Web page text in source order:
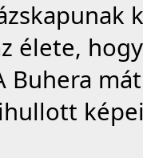
élete,
Buhera